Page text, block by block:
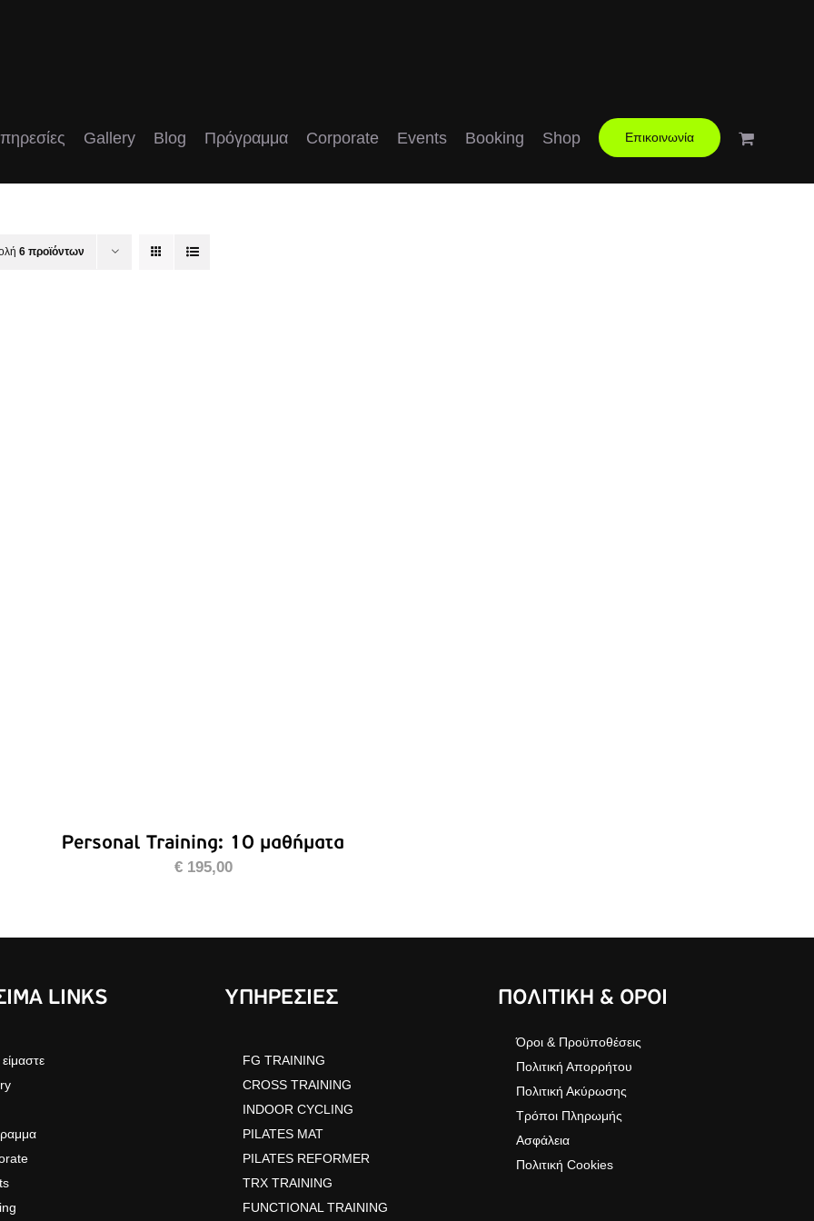
Gallery Blog Πρόγραμμα Corporate Events Booking Shop Επικοινωνία
6 προϊόντων
Personal Training: 10 μαθήματα
€195,00
LINKS
είμαστε
ΥΠΗΡΕΣΙΕΣ
FG TRAINING
CROSS TRAINING
INDOOR CYCLING
PILATES MAT
PILATES REFORMER
TRX TRAINING
FUNCTIONAL TRAINING
ΠΟΛΙΤΙΚΗ & ΟΡΟΙ
Όροι & Προϋποθέσεις
Πολιτική Απορρήτου
Πολιτική Ακύρωσης
Τρόποι Πληρωμής
Ασφάλεια
Πολιτική Cookies